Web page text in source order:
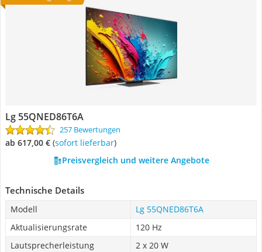
Lg 55QNED86T6A
257 Bewertungen
ab 617,00 € ( Sofort lieferbar)
Preisvergleich und weitere Angebote
Technische Details
Modell
Lg 55QNED86T6A
Aktualisierungsrate
120 Hz
Lautsprecherleistung
2 x 20 W